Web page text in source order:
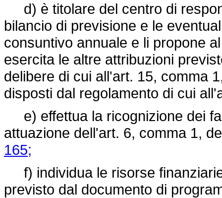
d) è titolare del centro di
bilancio di previsione e le
consuntivo annuale e li propone
esercita le altre attribuzioni
delibere di cui all'art. 15, comma
disposti dal regolamento di cui
e) effettua la ricognizione dei
attuazione dell'art. 6, comma 1,
165;
f) individua le risorse
previsto dal documento di